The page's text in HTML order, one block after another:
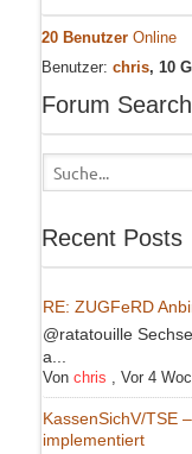
20 Benutzer Online
Benutzer: chris, 10
Forum Search
Recent Posts
RE: ZUGFeRD
@ratatouille
a...
Von chris Vor 4
KassenSichV/TSE
implementiert